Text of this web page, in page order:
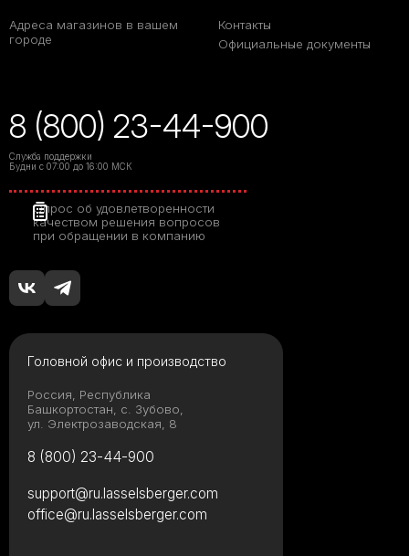
Адреса магазинов в вашем
городе
Контакты
Официальные документы
8 (800) 23-44-900
Служба поддержки
Будни с 07:00 до 16:00 МСК
Опрос об удовлетворенности
качеством решения вопросов
при обращении в компанию
Головной офис и производство
Россия, Республика
Башкортостан, с. Зубово,
ул. Электрозаводская, 8
8 (800) 23-44-900
support@ru.lasselsberger.com
office@ru.lasselsberger.com